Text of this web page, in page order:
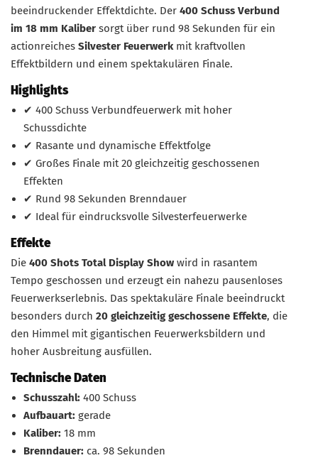
beeindruckender Effektdichte. Der 400 Schuss Verbund
im 18 mm Kaliber sorgt über rund 98 Sekunden für ein
actionreiches Silvester Feuerwerkmit kraftvollen
Effektbildern und einem spektakulären Finale.
Highlights
✔ 400 Schuss Verbundfeuerwerk mit hoher
Schussdichte
✔ Rasante und dynamische Effektfolge
✔ Großes Finale mit 20 gleichzeitig geschossenen
Effekten
✔ Rund 98 Sekunden Brenndauer
✔ Ideal für eindrucksvolle Silvesterfeuerwerke
Effekte
Die 400 Shots Total Display Show wird in rasantem
Tempo geschossen und erzeugt ein nahezu pausenloses
Feuerwerkserlebnis. Das spektakuläre Finale beeindruckt
besonders durch 20 gleichzeitig geschossene Effekte, die
den Himmel mit gigantischen Feuerwerksbildern und
hoher Ausbreitung ausfüllen.
Technische Daten
Schusszahl: 400 Schuss
Aufbauart: gerade
Kaliber: 18 mm
Brenndauer: ca. 98 Sekunden